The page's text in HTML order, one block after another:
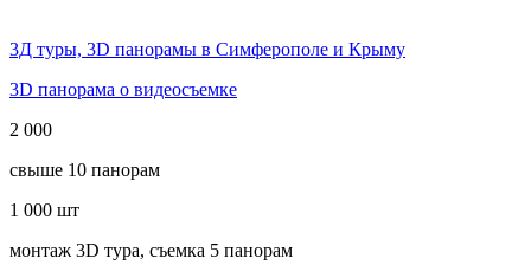
3Д туры, 3D панорамы в Симферополе и Крыму
3D панорама о видеосъемке
2 000
свыше 10 панорам
1 000 шт
монтаж 3D тура, съемка 5 панорам